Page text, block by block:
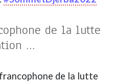
de la lutte
…
de la lutte